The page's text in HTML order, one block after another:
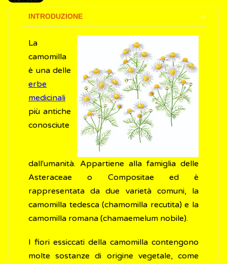
INTRODUZIONE
La
camomilla
è una delle
erbe
medicinali
più antiche
conosciute
dall'umanità. Appartiene alla famiglia delle
Asteraceae o Compositae ed è
rappresentata da due varietà comuni, la
camomilla tedesca (chamomilla recutita) e la
camomilla romana (chamaemelum nobile).
I fiori essiccati della camomilla contengono
molte sostanze di origine vegetale, come